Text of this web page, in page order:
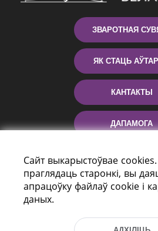
ЗВАРОТНАЯ
ЯК СТАЦЬ
КАНТАКТЫ
ДАПАМОГА
Сайт выкарыстоўвае
праглядаць старонкі, вы
апрацоўку файлаў cookie і
даных.